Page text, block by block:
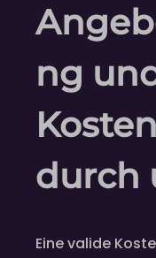
ng
durch
Eine valide